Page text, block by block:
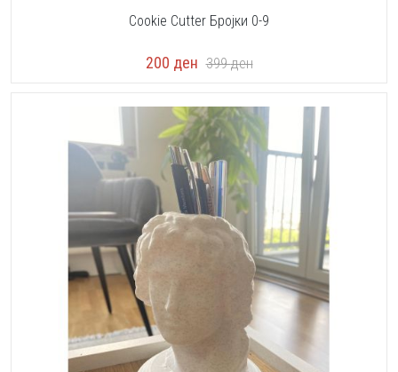
Cookie Cutter Бројки 0-9
200 ден 399ден